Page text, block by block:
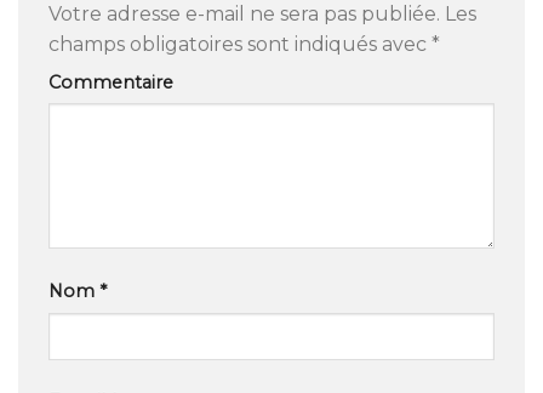
Votre adresse e-mail ne sera pas publiée. Les
champs obligatoires sont indiqués avec *
Commentaire
Nom *